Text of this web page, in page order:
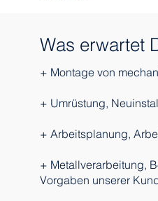
Was erwartet
+ Montage von
+ Umrüstung,
+ Arbeitsplanung,
+ Metallverarbeitung,
Vorgaben unserer